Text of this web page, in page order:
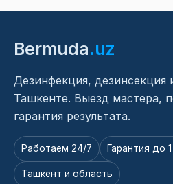
Bermuda.uz
Дезинфекция, дезинсекция
Ташкенте. Выезд мастера,
гарантия результата.
Работаем 24/7 Гарантия до
Ташкент и область